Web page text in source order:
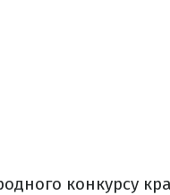
конкурсу